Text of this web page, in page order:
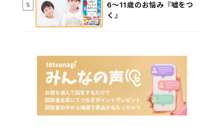
5
6～11歳のお悩み『嘘をつ
く』